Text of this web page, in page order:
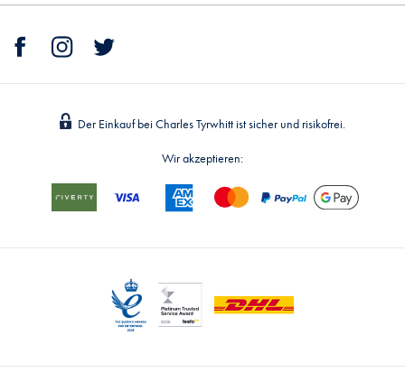
Der Einkauf bei Charles Tyrwhitt ist sicher und risikofrei.
Wir akzeptieren: